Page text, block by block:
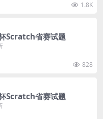
1.8K
Scratch省赛试题
828
Scratch省赛试题